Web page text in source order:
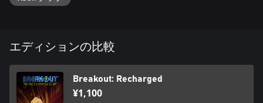
エディションの比較
Breakout: Recharged
¥1,100